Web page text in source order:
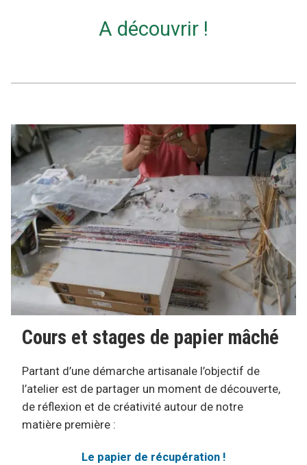
A découvrir !
Cours et stages de papier mâché
Partant d’une démarche artisanale l’objectif de
l’atelier est de partager un moment de découverte,
de réflexion et de créativité autour de notre
matière première :
Le papier de récupération !